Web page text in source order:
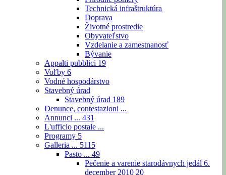
Technická infraštruktúra
Doprava
Životné prostredie
Obyvateľstvo
Vzdelanie a zamestnanosť
Bývanie
Appalti pubblici 19
Voľby 6
Vodné hospodárstvo
Stavebný úrad
Stavebný úrad 189
Denunce, contestazioni ...
Annunci ... 431
L'ufficio postale ...
Programy 5
Galleria ... 5115
Pasto ... 49
Pečenie a varenie starodávnych jedál 6.
december 2010 20